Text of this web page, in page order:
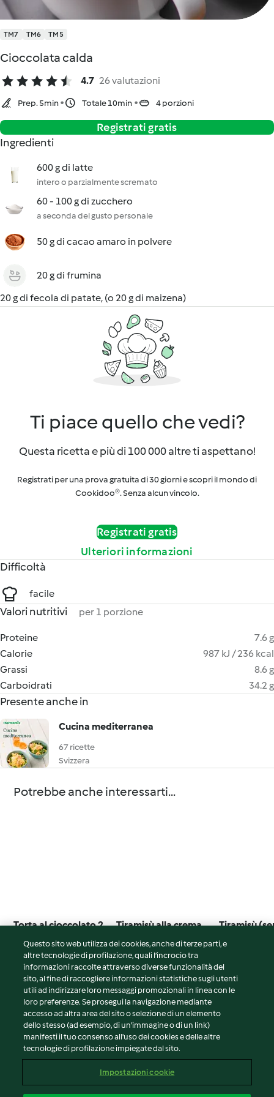
TM7 TM6 TM5
Cioccolata calda
4.7 26 valutazioni
Prep. 5min Totale 10min 4 porzioni
Registrati gratis
Ingredienti
600 g di latte
intero o parzialmente scremato
60 - 100 g di zucchero
a seconda del gusto personale
50 g di cacao amaro in polvere
20 g di frumina
20 g di fecola di patate, (o 20 g di maizena)
Ti piace quello che vedi?
Questa ricetta e più di 100 000 altre ti aspettano!
Registrati per una prova gratuita di 30 giorni e scopri il mondo di
Cookidoo®. Senza alcun vincolo.
Registrati gratis
Ulteriori informazioni
Difficoltà
facile
Valori nutritivi per 1 porzione
Proteine
7.6 g
Calorie
987 kJ / 236 kcal
Grassi
8.6 g
Carboidrati
34.2 g
Presente anche in
Cucina mediterranea
67 ricette
Svizzera
Potrebbe anche interessarti...
Torta al cioccolato 2
3.4 (18)
Tiramisù alla crema
2.0 (2)
Tiramisù
lattosio)
© Copyright 2026
Termini del servizio
Informativa sulla privacy
Note legali
Questo sito web utilizza dei cookies, anche di terze parti, e
altre tecnologie di profilazione, quali l’incrocio tra
informazioni raccolte attraverso diverse funzionalità del
sito, al fine di raccogliere informazioni statistiche sugli utenti
utili ad indirizzare loro messaggi promozionali in linea con le
loro preferenze. Se prosegui la navigazione mediante
accesso ad altra area del sito o selezione di un elemento
dello stesso (ad esempio, di un'immagine o di un link)
manifesti il tuo consenso all'uso dei cookies e delle altre
tecnologie di profilazione impiegate dal sito.
Impostazioni cookie